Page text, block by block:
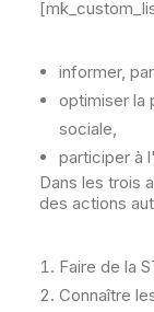
informer,
optimiser la
sociale,
participer à
Dans les trois
des actions
Faire de la
Connaître